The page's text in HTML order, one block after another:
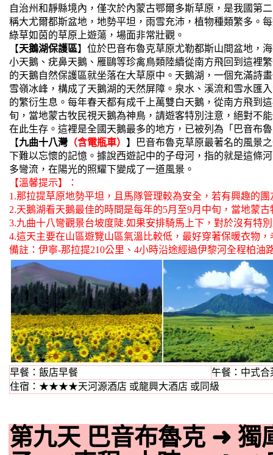
自治州和靜縣境內，僅次於內蒙古鄂爾多斯草原，是我國第
稱大尤爾都斯盆地，地勢平坦，雨雪充沛，植物種類繁多。
綠草如茵的草原上遊蕩，場面非常壯觀。
【天鵝湖保護區】位於巴音布魯克草原尤勒都斯山間盆地，
小天鵝、疣鼻天鵝、雁鷗等珍禽鳥類陸續從南方飛回到這裡
的天鵝自然保護區就坐落在大草原中。天鵝湖，一個充滿詩
雪嶺冰峰，構成了天鵝湖的天然屏障。泉水、溪流和雪水匯
的繁衍生息。每年春天都有成千上萬雙白天鵝，從南方飛到
旬，當地蒙古牧民視天鵝為神鳥，請遊客特別注意，絕對不
在此生存。這裡是全國天鵝最多的地方，已被列為「巴音布
【九曲十八灣 （含電瓶車） 】巴音布魯克草原最著名的風景
下難以忘懷的記憶。據說西遊記中的子母河，指的就是這條
多彎流，在陽光的照耀下變成了一道風景。
【溫馨提示】：
1.那拉提草原地勢平坦，且馬隊管理較為安全，若有興趣的
2.天鵝湖看天鵝最佳的時間是每年的5月至9月中旬，當地蒙
3.九曲十八彎觀景台坡度陡.如果安排騎馬上下，對於沒有特
4.這天主要在山區遊覽山區氣溫比較低，最好穿著保暖衣物
備註：伊寧-那拉提210公里、4小時沿途經過伊黎河全程柏油
早餐：飯店早餐
午餐：中式合
住宿：★★★★天河源酒店 或龍興大酒店 或同級
第九天 巴音布魯克 ➜ 獨